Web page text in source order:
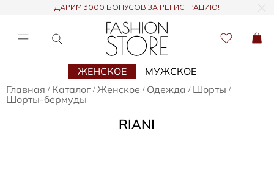
ДАРИМ 3000 БОНУСОВ ЗА РЕГИСТРАЦИЮ!
ЖЕНСКОЕ
МУЖСКОЕ
Главная / Каталог / Женское / Одежда / Шорты /
Шорты-бермуды
RIANI